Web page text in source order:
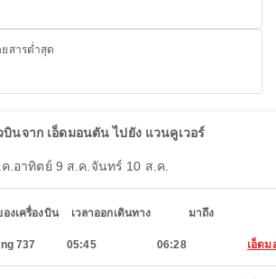
สารต่ำสุด
บินจาก เอ็ดมอนตัน ไปยัง แวนคูเวอร์
. อาทิตย์ 9 ส.ค. จันทร์ 10 ส.ค.
งเครื่องบิน เวลาออกเดินทาง มาถึง
737 05:45 06:28 เอ็ด